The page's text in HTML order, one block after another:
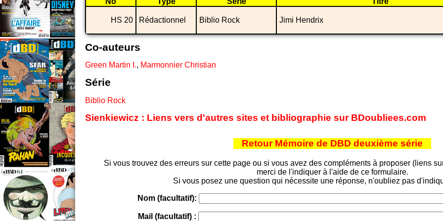
HS 20 Rédactionnel Biblio Rock Jimi Hendrix
Co-auteurs
Green Martin I., Marmonnier Christian
Série
Biblio Rock
Sienkiewicz : Liens vers d'autres sites et bibliographie sur BDoubliees.com
Retour Mémoire de DBD deuxième série
Si vous trouvez des erreurs sur cette page ou si vous avez des compléments à proposer (liens
merci de l'indiquer à l'aide de ce formulaire.
Si vous posez une question qui nécessite une réponse, n'oubliez pas
Nom (facultatif):
Mail (facultatif) :